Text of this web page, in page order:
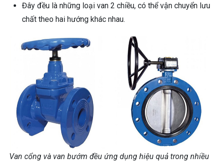
Đây đều là những loại van 2 chiều, có thể vận chuyển lưu
chất theo hai hướng khác nhau.
Van cổng và van bướm đều ứng dụng hiệu quả trong nhiều